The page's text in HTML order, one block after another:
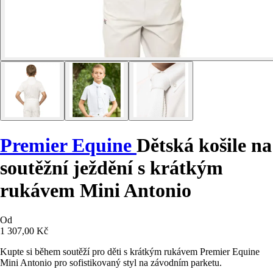
Premier Equine Dětská košile na
soutěžní ježdění s krátkým
rukávem Mini Antonio
Od
1 307,00 Kč
Kupte si během soutěží pro děti s krátkým rukávem Premier Equine
Mini Antonio pro sofistikovaný styl na závodním parketu.